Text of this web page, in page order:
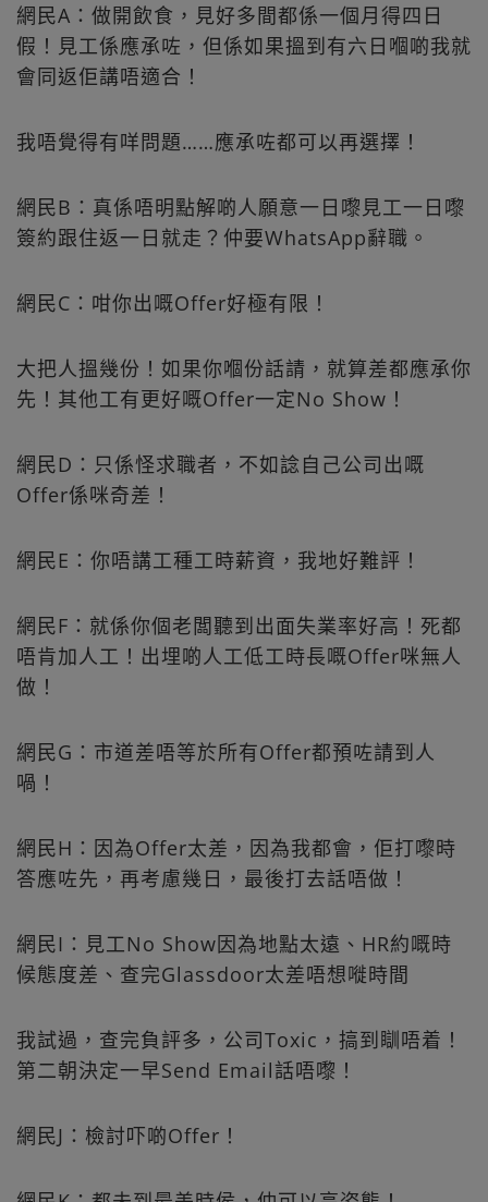
網民A：做開飲食，見好多間都係一個月得四日
假！見工係應承咗，但係如果搵到有六日嗰啲我就
會同返佢講唔適合！
我唔覺得有咩問題……應承咗都可以再選擇！
網民B：真係唔明點解啲人願意一日嚟見工一日嚟
簽約跟住返一日就走？仲要WhatsApp辭職。
網民C：咁你出嘅Offer好極有限！
大把人搵幾份！如果你嗰份話請，就算差都應承你
先！其他工有更好嘅Offer一定No Show！
網民D：只係怪求職者，不如諗自己公司出嘅
Offer係咪奇差！
網民E：你唔講工種工時薪資，我地好難評！
網民F：就係你個老闆聽到出面失業率好高！死都
唔肯加人工！出埋啲人工低工時長嘅Offer咪無人
做！
網民G：市道差唔等於所有Offer都預咗請到人
喎！
網民H：因為Offer太差，因為我都會，佢打嚟時
答應咗先，再考慮幾日，最後打去話唔做！
網民I：見工No Show因為地點太遠、HR約嘅時
候態度差、查完Glassdoor太差唔想嘥時間
我試過，查完負評多，公司Toxic，搞到瞓唔着！
第二朝決定一早Send Email話唔嚟！
網民J：檢討吓啲Offer！